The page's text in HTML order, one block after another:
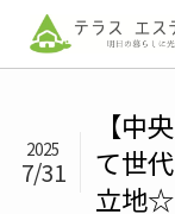
【中
て世
立地
2025
7/31